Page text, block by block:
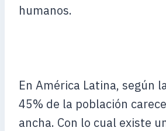
humanos.
En América Latina, según
45% de la población
ancha. Con lo cual existe